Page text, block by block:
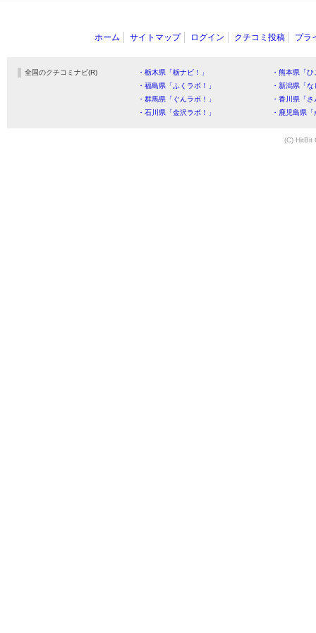
ホーム サイトマップ ログイン クチコミ投稿 プラ
全国のクチコミナビ(R) ・栃木県「栃ナビ！」
・熊本県「
・福島県「ふくラボ！」
・新潟県「
・群馬県「ぐんラボ！」
・香川県「
・石川県「金沢ラボ！」
・鹿児島県
(C) HitBit